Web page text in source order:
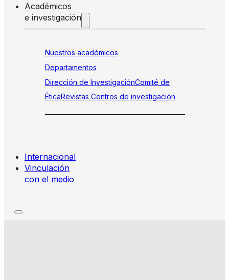
Académicos
e investigación
Nuestros académicos
Departamentos
Dirección de InvestigaciónComité de
ÉticaRevistas Centros de investigación
Internacional
Vinculación
con el medio